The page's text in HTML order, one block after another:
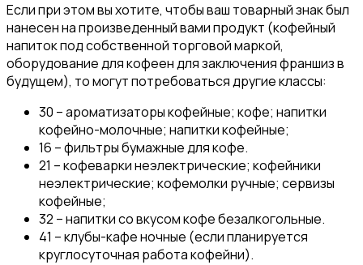
Если при этом вы хотите, чтобы ваш товарный знак был
нанесен на произведенный вами продукт (кофейный
напиток под собственной торговой маркой,
оборудование для кофеен для заключения франшиз в
будущем), то могут потребоваться другие классы:
30 – ароматизаторы кофейные; кофе; напитки
кофейно-молочные; напитки кофейные;
16 – фильтры бумажные для кофе.
21 – кофеварки неэлектрические; кофейники
неэлектрические; кофемолки ручные; сервизы
кофейные;
32 – напитки со вкусом кофе безалкогольные.
41 – клубы-кафе ночные (если планируется
круглосуточная работа кофейни).